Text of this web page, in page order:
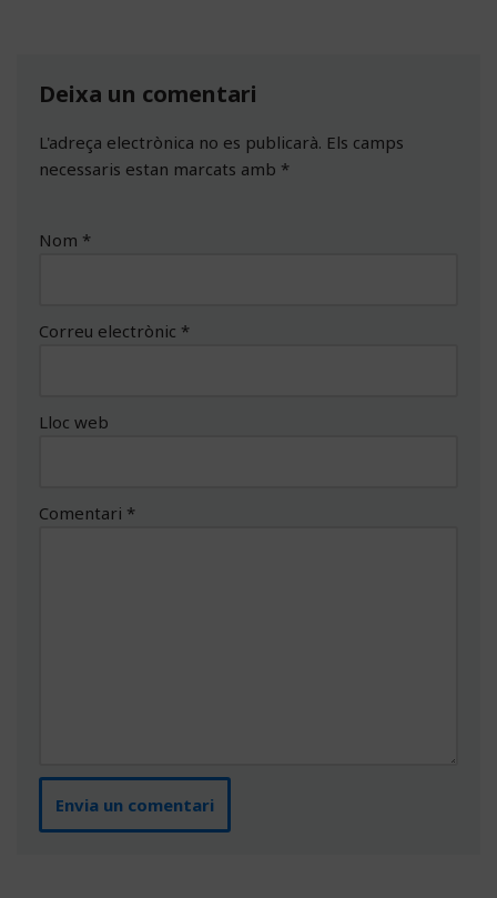
Deixa un comentari
L'adreça electrònica no es publicarà. Els camps
necessaris estan marcats amb *
Nom *
Correu electrònic *
Lloc web
Comentari *